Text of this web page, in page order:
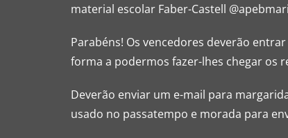
material escolar Faber-Castell
Parabéns! Os vencedores deverão
forma a podermos fazer-lhes chegar os
Deverão enviar um e-mail para
usado no passatempo e morada para